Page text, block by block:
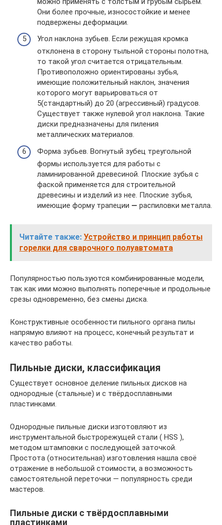
Они более прочные, износостойкие и менее
подвержены деформации.
Угол наклона зубьев. Если режущая кромка
отклонена в сторону тыльной стороны полотна,
то такой угол считается отрицательным.
Противоположно ориентированы зубья,
имеющие положительный наклон, значения
которого могут варьироваться от
5(стандартный) до 20 (агрессивный) градусов.
Существует также нулевой угол наклона. Такие
диски предназначены для пиления
металлических материалов.
Форма зубьев. Вогнутый зубец треугольной
формы используется для работы с
ламинированной древесиной. Плоские зубья с
фаской применяется для строительной
древесины и изделий из нее. Плоские зубья,
имеющие форму трапеции — распиловки металла.
Читайте также: Устройство и принцип работы
горелки для сварочного полуавтомата
Популярностью пользуются комбинированные модели,
так как ими можно выполнять поперечные и продольные
срезы одновременно, без смены диска.
Конструктивные особенности пильного органа пилы
напрямую влияют на процесс, конечный результат и
качество работы.
Пильные диски, классификация
Существует основное деление пильных дисков на
однородные (стальные) и с твёрдосплавными
пластинками.
Однородные пильные диски изготовляют из
инструментальной быстрорежущей стали ( HSS ),
методом штамповки с последующей заточкой.
Простота (относительная) изготовления нашла своё
отражение в небольшой стоимости, а возможность
самостоятельной переточки — популярность среди
мастеров.
Пильные диски с твёрдосплавными
пластинками